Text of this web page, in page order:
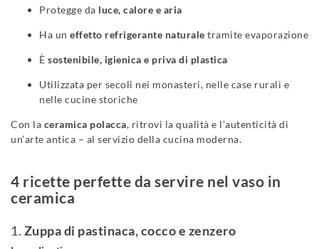
Protegge da luce, calore e aria
Ha un effetto refrigerante naturale tramite evaporazione
È sostenibile, igienica e priva di plastica
Utilizzata per secoli nei monasteri, nelle case rurali e
nelle cucine storiche
Con la ceramica polacca, ritrovi la qualità e l’autenticità di
un’arte antica – al servizio della cucina moderna.
4 ricette perfette da servire nel vaso in
ceramica
1. Zuppa di pastinaca, cocco e zenzero